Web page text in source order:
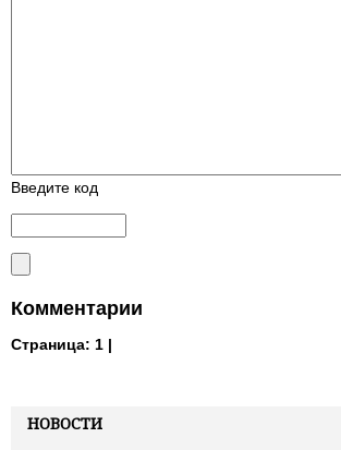
НОВОСТИ
Введите код
Комментарии
Страница: 1 |